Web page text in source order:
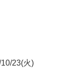
10/23(火)